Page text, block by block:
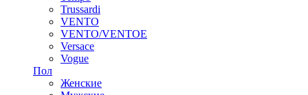
Trussardi
VENTO
VENTO/VENTOE
Versace
Vogue
Пол
Женские